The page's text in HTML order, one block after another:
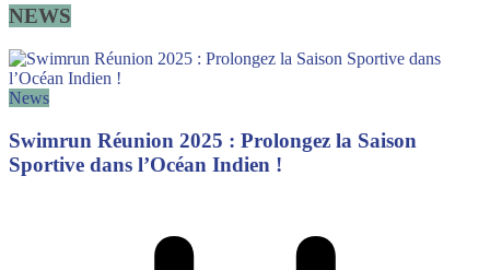
NEWS
News
Swimrun Réunion 2025 : Prolongez la Saison
Sportive dans l’Océan Indien !